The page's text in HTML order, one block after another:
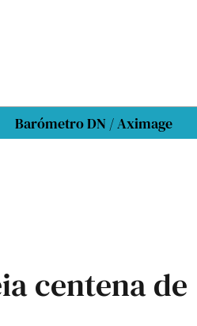
Barómetro DN / Aximage
centena de